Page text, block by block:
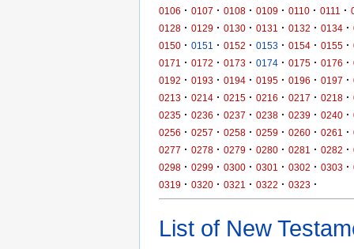
0106 · 0107 · 0108 · 0109 · 0110 · 0111 ·
0128 · 0129 · 0130 · 0131 · 0132 · 0134 ·
0150 · 0151 · 0152 · 0153 · 0154 · 0155 ·
0171
· 0172 · 0173 · 0174 · 0175 · 0176 ·
0192 · 0193 · 0194 · 0195 · 0196 · 0197 ·
0213 · 0214 · 0215 · 0216 · 0217 · 0218 ·
0235 · 0236 · 0237 · 0238 · 0239 · 0240 ·
0256 · 0257 · 0258 · 0259 · 0260 · 0261 ·
0277 · 0278 · 0279 · 0280 · 0281 · 0282 ·
0298 · 0299 · 0300 · 0301 · 0302 · 0303 ·
0319 · 0320 · 0321 · 0322 · 0323 ·
List of New